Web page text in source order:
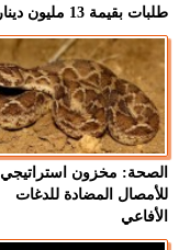
طلبات بقيمة 13 مليون دينار
الصحة: مخزون استراتيجي
للأمصال المضادة للدغات
الأفاعي